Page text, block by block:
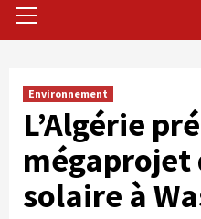
Menu
Environnement
L’Algérie
mégaprojet
solaire à